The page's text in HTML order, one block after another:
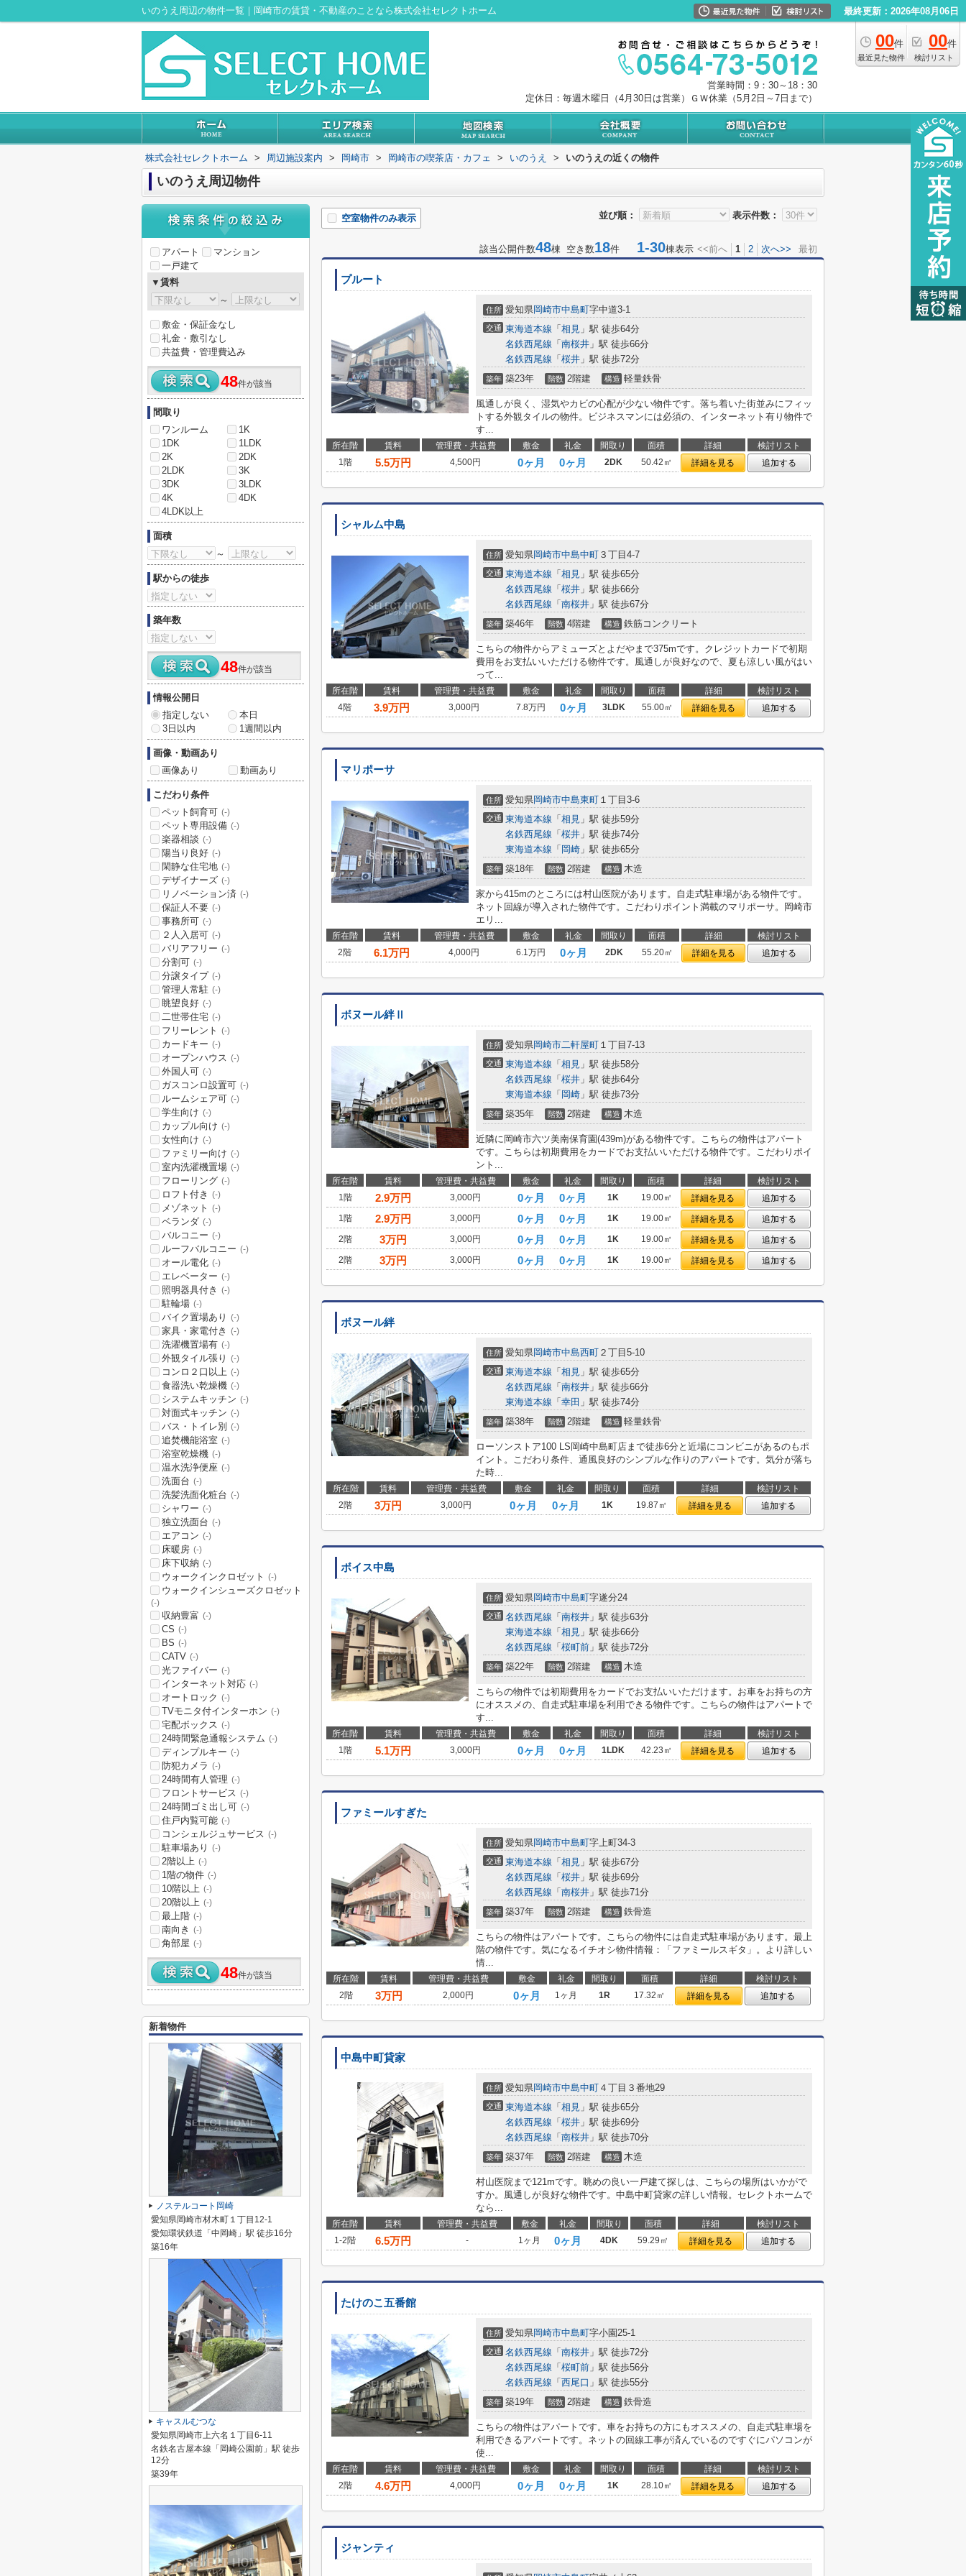
いのうえ周辺の物件一覧｜岡崎市の賃貸・不動産のことなら株式会社セレクトホーム 最終更新：2026年08月06日
00件
最近見た物件
00件
検討リスト
営業時間：9：30～18：30
定休日：毎週木曜日（4月30日は営業）ＧＷ休業（5月2日～7日まで）
株式会社セレクトホーム > 周辺施設案内 > 岡崎市 > 岡崎市の喫茶店・カフェ > いのうえ > いのうえの近くの物件
いのうえ周辺物件
並び順： 表示件数：
空室物件のみ表示
該当公開件数48棟 空き数18件 1-30棟表示 <<前へ 1 2 次へ>> 最初
プルート
住所 愛知県岡崎市中島町字中道3-1
交通 東海道本線 「 相見 」駅 徒歩64分
名鉄西尾線 「 南桜井 」駅 徒歩66分
名鉄西尾線 「 桜井 」駅 徒歩72分
築年 築23年 階数 2階建 構造 軽量鉄骨
風通しが良く、湿気やカビの心配が少ない物件です。落ち着いた街並みにフィッ
トする外観タイルの物件。ビジネスマンには必須の、インターネット有り物件で
す...
所在階 賃料 管理費・共益費 敷金 礼金 間取り 面積 詳細
検討リスト
1階
5.5万円 4,500円 0ヶ月 0ヶ月 2DK 50.42㎡ 詳細を見る 追加する
シャルム中島
住所 愛知県岡崎市中島中町 ３丁目4-7
交通 東海道本線 「 相見 」駅 徒歩65分
名鉄西尾線 「 桜井 」駅 徒歩66分
名鉄西尾線 「 南桜井 」駅 徒歩67分
築年 築46年 階数 4階建 構造 鉄筋コンクリート
こちらの物件からアミューズとよだやまで375mです。クレジットカードで初期
費用をお支払いいただける物件です。風通しが良好なので、夏も涼しい風がはい
って...
所在階 賃料 管理費・共益費 敷金 礼金 間取り 面積 詳細
検討リスト
4階
3.9万円 3,000円 7.8万円 0ヶ月 3LDK 55.00㎡ 詳細を見る 追加する
マリポーサ
住所 愛知県岡崎市中島東町 １丁目3-6
交通 東海道本線 「 相見 」駅 徒歩59分
名鉄西尾線 「 桜井 」駅 徒歩74分
東海道本線 「 岡崎 」駅 徒歩65分
築年 築18年 階数 2階建 構造 木造
家から415mのところには村山医院があります。自走式駐車場がある物件です。
ネット回線が導入された物件です。こだわりポイント満載のマリポーサ。岡崎市
エリ...
所在階 賃料 管理費・共益費 敷金 礼金 間取り 面積 詳細
検討リスト
2階
6.1万円 4,000円 6.1万円 0ヶ月 2DK 55.20㎡ 詳細を見る 追加する
ボヌール絆Ⅱ
住所 愛知県岡崎市二軒屋町 １丁目7-13
交通 東海道本線 「 相見 」駅 徒歩58分
名鉄西尾線 「 桜井 」駅 徒歩64分
東海道本線 「 岡崎 」駅 徒歩73分
築年 築35年 階数 2階建 構造 木造
近隣に岡崎市六ツ美南保育園(439m)がある物件です。こちらの物件はアパート
です。こちらは初期費用をカードでお支払いいただける物件です。こだわりポイ
ント...
所在階 賃料 管理費・共益費 敷金 礼金 間取り 面積 詳細
検討リスト
1階
2.9万円 3,000円 0ヶ月 0ヶ月 1K 19.00㎡ 詳細を見る
追加する
1階
2.9万円 3,000円 0ヶ月 0ヶ月 1K 19.00㎡ 詳細を見る
追加する
2階
3万円 3,000円 0ヶ月 0ヶ月 1K 19.00㎡ 詳細を見る
追加する
2階
3万円 3,000円 0ヶ月 0ヶ月 1K 19.00㎡ 詳細を見る 追加する
ボヌール絆
住所 愛知県岡崎市中島西町 ２丁目5-10
交通 東海道本線 「 相見 」駅 徒歩65分
名鉄西尾線 「 南桜井 」駅 徒歩66分
東海道本線 「 幸田 」駅 徒歩74分
築年 築38年 階数 2階建 構造 軽量鉄骨
ローソンストア100 LS岡崎中島町店まで徒歩6分と近場にコンビニがあるのもポ
イント。こだわり条件、通風良好のシンプルな作りのアパートです。気分が落ち
た時...
所在階 賃料 管理費・共益費 敷金 礼金 間取り 面積 詳細
検討リスト
2階
3万円 3,000円 0ヶ月 0ヶ月 1K 19.87㎡ 詳細を見る 追加する
ボイス中島
住所 愛知県岡崎市中島町字遂分24
交通 名鉄西尾線 「 南桜井 」駅 徒歩63分
東海道本線 「 相見 」駅 徒歩66分
名鉄西尾線 「 桜町前 」駅 徒歩72分
築年 築22年 階数 2階建 構造 木造
こちらの物件では初期費用をカードでお支払いいただけます。お車をお持ちの方
にオススメの、自走式駐車場を利用できる物件です。こちらの物件はアパートで
す...
所在階 賃料 管理費・共益費 敷金 礼金 間取り 面積 詳細
検討リスト
1階
5.1万円 3,000円 0ヶ月 0ヶ月 1LDK 42.23㎡ 詳細を見る 追加する
ファミールすぎた
住所 愛知県岡崎市中島町字上町34-3
交通 東海道本線 「 相見 」駅 徒歩67分
名鉄西尾線 「 桜井 」駅 徒歩69分
名鉄西尾線 「 南桜井 」駅 徒歩71分
築年 築37年 階数 2階建 構造 鉄骨造
こちらの物件はアパートです。こちらの物件には自走式駐車場があります。最上
階の物件です。気になるイチオシ物件情報：「ファミールスギタ」。より詳しい
情...
所在階 賃料 管理費・共益費 敷金 礼金 間取り 面積 詳細
検討リスト
2階
3万円 2,000円 0ヶ月 1ヶ月 1R 17.32㎡ 詳細を見る 追加する
中島中町貸家
住所 愛知県岡崎市中島中町 ４丁目３番地29
交通 東海道本線 「 相見 」駅 徒歩65分
名鉄西尾線 「 桜井 」駅 徒歩69分
名鉄西尾線 「 南桜井 」駅 徒歩70分
築年 築37年 階数 2階建 構造 木造
村山医院まで121mです。眺めの良い一戸建て探しは、こちらの場所はいかがで
すか。風通しが良好な物件です。中島中町貸家の詳しい情報。セレクトホームで
なら...
所在階 賃料 管理費・共益費 敷金 礼金 間取り 面積 詳細
検討リスト
1-2階
6.5万円 - 1ヶ月 0ヶ月 4DK 59.29㎡ 詳細を見る 追加する
たけのこ五番館
住所 愛知県岡崎市中島町字小園25-1
交通 名鉄西尾線 「 南桜井 」駅 徒歩72分
名鉄西尾線 「 桜町前 」駅 徒歩56分
名鉄西尾線 「 西尾口 」駅 徒歩55分
築年 築19年 階数 2階建 構造 鉄骨造
こちらの物件はアパートです。車をお持ちの方にもオススメの、自走式駐車場を
利用できるアパートです。ネットの回線工事が済んでいるのですぐにパソコンが
使...
所在階 賃料 管理費・共益費 敷金 礼金 間取り 面積 詳細
検討リスト
2階
4.6万円 4,000円 0ヶ月 0ヶ月 1K 28.10㎡ 詳細を見る 追加する
ジャンティ
アパート
マンション
一戸建て
▼賃料
～
敷金・保証金なし
礼金・敷引なし
共益費・管理費込み
48件が該当
間取り
ワンルーム
1K
1DK
1LDK
2K
2DK
2LDK
3K
3DK
3LDK
4K
4DK
4LDK以上
面積
～
駅からの徒歩
築年数
48件が該当
情報公開日
指定しない
本日
3日以内
1週間以内
画像・動画あり
画像あり
動画あり
こだわり条件
ペット飼育可 (-)
ペット専用設備 (-)
楽器相談 (-)
陽当り良好 (-)
閑静な住宅地 (-)
デザイナーズ (-)
リノベーション済 (-)
保証人不要 (-)
事務所可 (-)
２人入居可 (-)
バリアフリー (-)
分割可 (-)
分譲タイプ (-)
管理人常駐 (-)
眺望良好 (-)
二世帯住宅 (-)
フリーレント (-)
カードキー (-)
オープンハウス (-)
外国人可 (-)
ガスコンロ設置可 (-)
ルームシェア可 (-)
学生向け (-)
カップル向け (-)
女性向け (-)
ファミリー向け (-)
室内洗濯機置場 (-)
フローリング (-)
ロフト付き (-)
メゾネット (-)
ベランダ (-)
バルコニー (-)
ルーフバルコニー (-)
オール電化 (-)
エレベーター (-)
照明器具付き (-)
駐輪場 (-)
バイク置場あり (-)
家具・家電付き (-)
洗濯機置場有 (-)
外観タイル張り (-)
コンロ２口以上 (-)
食器洗い乾燥機 (-)
システムキッチン (-)
対面式キッチン (-)
バス・トイレ別 (-)
追焚機能浴室 (-)
浴室乾燥機 (-)
温水洗浄便座 (-)
洗面台 (-)
洗髪洗面化粧台 (-)
シャワー (-)
独立洗面台 (-)
エアコン (-)
床暖房 (-)
床下収納 (-)
ウォークインクロゼット (-)
ウォークインシューズクロゼット
(-)
収納豊富 (-)
CS (-)
BS (-)
CATV (-)
光ファイバー (-)
インターネット対応 (-)
オートロック (-)
TVモニタ付インターホン (-)
宅配ボックス (-)
24時間緊急通報システム (-)
ディンプルキー (-)
防犯カメラ (-)
24時間有人管理 (-)
フロントサービス (-)
24時間ゴミ出し可 (-)
住戸内覧可能 (-)
コンシェルジュサービス (-)
駐車場あり (-)
2階以上 (-)
1階の物件 (-)
10階以上 (-)
20階以上 (-)
最上階 (-)
南向き (-)
角部屋 (-)
48件が該当
新着物件
ノステルコート岡崎
愛知県岡崎市材木町１丁目12-1
愛知環状鉄道「中岡崎」駅 徒歩16分
築16年
キャスルむつな
愛知県岡崎市上六名１丁目6-11
名鉄名古屋本線「岡崎公園前」駅 徒歩
12分
築39年